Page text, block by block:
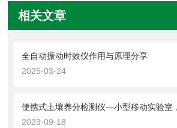
相关文章
全自动振动时效仪作用与原理分享
2025-03-24
便携式土壤养分检测仪—小型移动实验室
2023-09-18